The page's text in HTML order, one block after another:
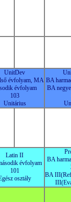
UnitDev
évfolyam, MA
évfolyam
103
Unitárius
BA
BA
Latin II
évfolyam
101
osztály
BA
BA